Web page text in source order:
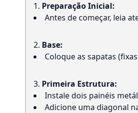
Preparação Inicial:
Antes de começar, leia
Base:
Coloque as sapatas
Primeira Estrutura:
Instale dois painéis
Adicione uma diagonal